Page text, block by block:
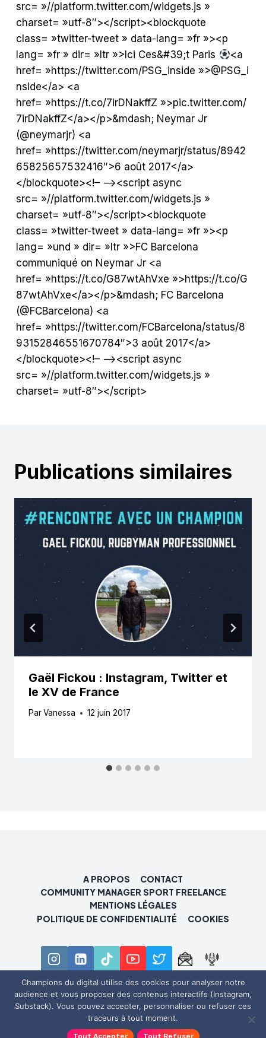
src= »//platform.twitter.com/widgets.js »
charset= »utf-8″></script><blockquote
class= »twitter-tweet » data-lang= »fr »><p
lang= »fr » dir= »ltr »>Ici Ces&#39;t Paris
<a
href= »https://twitter.com/PSG_inside »>@PSG_i
nside</a> <a
href= »https://t.co/7irDNakffZ »>pic.twitter.com/
7irDNakffZ</a></p>&mdash; Neymar Jr
(@neymarjr) <a
href= »https://twitter.com/neymarjr/status/8942
65825657532416″>6 août 2017</a>
</blockquote><!– –><script async
src= »//platform.twitter.com/widgets.js »
charset= »utf-8″></script><blockquote
class= »twitter-tweet » data-lang= »fr »><p
lang= »und » dir= »ltr »>FC Barcelona
communiqué on Neymar Jr <a
href= »https://t.co/G87wtAhVxe »>https://t.co/G
87wtAhVxe</a></p>&mdash; FC Barcelona
(@FCBarcelona) <a
href= »https://twitter.com/FCBarcelona/status/8
93152846551670784″>3 août 2017</a>
</blockquote><!– –><script async
src= »//platform.twitter.com/widgets.js »
charset= »utf-8″></script>
Publications similaires
Gaël Fickou : Instagram, Twitter et
le XV de France
ParVanessa 12 juin 2017
A PROPOS
CONTACT
COMMUNITY MANAGER SPORT FREELANCE
MENTIONS LÉGALES
POLITIQUE DE CONFIDENTIALITÉ
COOKIES
© 2026 Champions du digital
Champions du digital utilise des cookies pour analyser notre
audience et vous proposer des contenus interactifs (Instagram,
Substack). Vous pouvez accepter, personnaliser ou refuser ces
traceurs à tout moment.
Tout Accepter Tout Refuser